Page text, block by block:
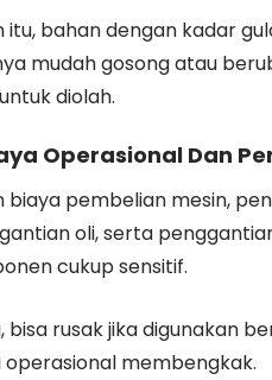
itu, bahan dengan kadar
mudah gosong atau
diolah.
Operasional Dan
biaya pembelian mesin,
oli, serta
cukup sensitif.
bisa rusak jika digunakan
operasional membengkak.